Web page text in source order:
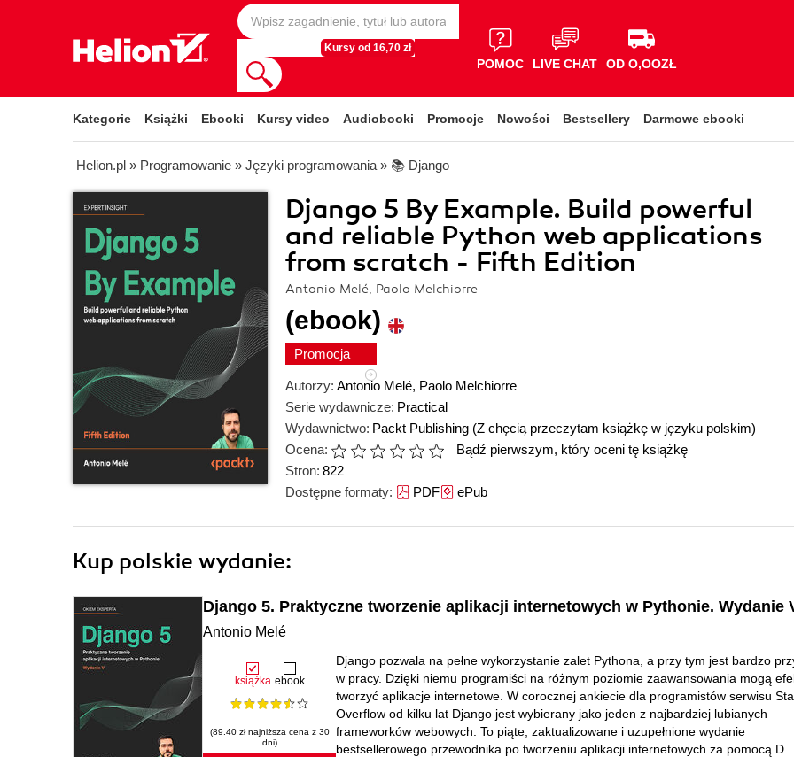
Kursy od 16,70 zł
POMOC LIVE CHAT OD O,OOZŁ
Kategorie Książki Ebooki Kursy video Audiobooki Promocje Nowości Bestsellery Darmowe ebooki
Helion.pl » Programowanie » Języki programowania » 📚 Django
Django 5 By Example. Build powerful
and reliable Python web applications
from scratch - Fifth Edition
Antonio Melé, Paolo Melchiorre
(ebook)
Promocja
Autorzy: Antonio Melé, Paolo Melchiorre
Serie wydawnicze: Practical
Wydawnictwo: Packt Publishing (Z chęcią przeczytam książkę w języku polskim)
Ocena:
Bądź pierwszym, który oceni tę książkę
Stron: 822
Dostępne formaty: PDFePub
Kup polskie wydanie:
Django 5. Praktyczne tworzenie aplikacji internetowych w Pythonie. Wydanie
Antonio Melé
książka ebook
(89.40 zł najniższa cena z 30
dni)
Django pozwala na pełne wykorzystanie zalet Pythona, a przy tym jest bardzo
w pracy. Dzięki niemu programiści na różnym poziomie zaawansowania mogą
tworzyć aplikacje internetowe. W corocznej ankiecie dla programistów serwisu
Overflow od kilku lat Django jest wybierany jako jeden z najbardziej lubianych
frameworków webowych. To piąte, zaktualizowane i uzupełnione wydanie
bestsellerowego przewodnika po tworzeniu aplikacji internetowych za pomocą D...